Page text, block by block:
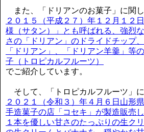
また、「ドリアンのお菓子」に関し
２０１５（平成２７）年１２月１２
様（サタン）」とも呼ばれる、強烈
さの「ドリアン」のドライドチップ
「ドリアン」、「ドリアン羊羹」等
子（トロピカルフルーツ）
でご紹介しています。
そして、「トロピカルフルーツ」に
２０２１（令和３）年４月６日山形
手造菓子の店「コセキ」が製造販売
１本を優しい甘さのたっぷりの生ク